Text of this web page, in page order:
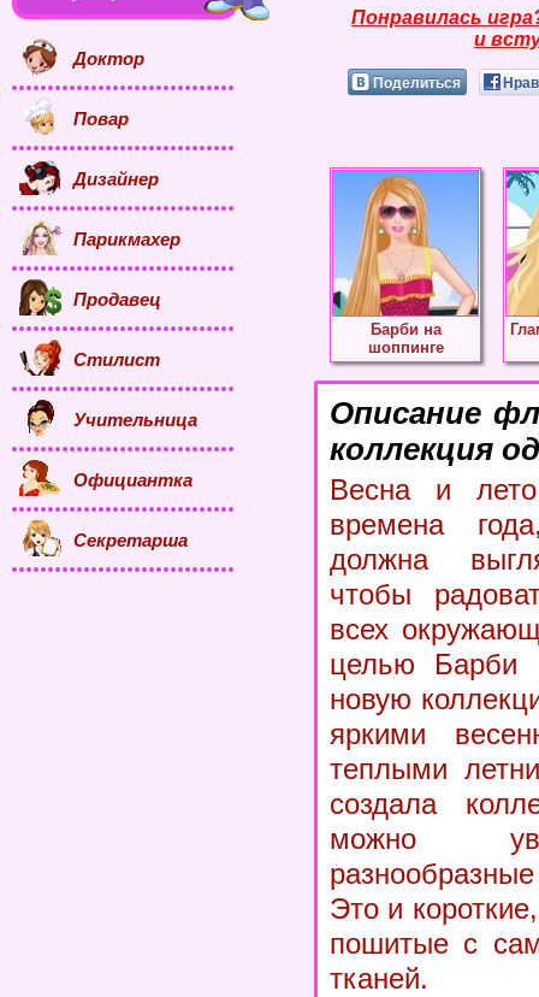
Понравилась
и
Поделиться
Барби на
шоппинге
Описание
коллекция
Весна и
времена
должна
чтобы
всех
целью Барби
новую
яркими
теплыми
создала
можно
Это и
пошитые с
тканей.
Доктор
Повар
Дизайнер
Парикмахер
Продавец
Стилист
Учительница
Официантка
Секретарша